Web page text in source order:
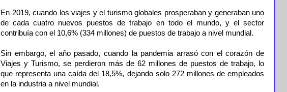
En 2019, cuando los viajes y el turismo globales prosperaban y generaban uno
de cada cuatro nuevos puestos de trabajo en todo el mundo, y el sector
contribuía con el 10,6% (334 millones) de puestos de trabajo a nivel mundial.
Sin embargo, el año pasado, cuando la pandemia arrasó con el corazón de
Viajes y Turismo, se perdieron más de 62 millones de puestos de trabajo, lo
que representa una caída del 18,5%, dejando solo 272 millones de empleados
en la industria a nivel mundial.